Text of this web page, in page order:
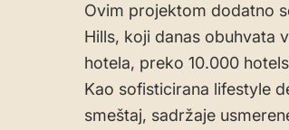
Ovim projektom dodatno
Hills, koji danas obuhvata
hotela, preko 10.000
Kao sofisticirana lifestyle
smeštaj, sadržaje